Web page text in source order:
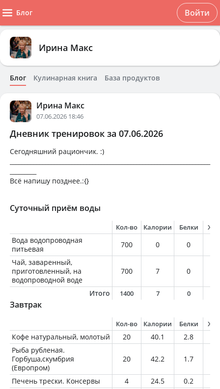
Блог Войти
Ирина Макс
Блог Кулинарная книга База продуктов
Ирина Макс
07.06.2026 18:46
Дневник тренировок за 07.06.2026
Сегодняшний рациончик. :)
Всё напишу позднее.:{}
Суточный приём воды
Кол-во Калории Белки
Вода водопроводная
питьевая
700 0 0
Чай, заваренный,
приготовленный, на
водопроводной воде
700 7 0
Итого 1400 7 0
Завтрак
Кол-во Калории Белки
Кофе натуральный, молотый 20 40.1 2.8
Рыба рубленая.
Горбуша,скумбрия
(Европром)
20 42.2 1.7
Печень трески. Консервы 4 24.5 0.2